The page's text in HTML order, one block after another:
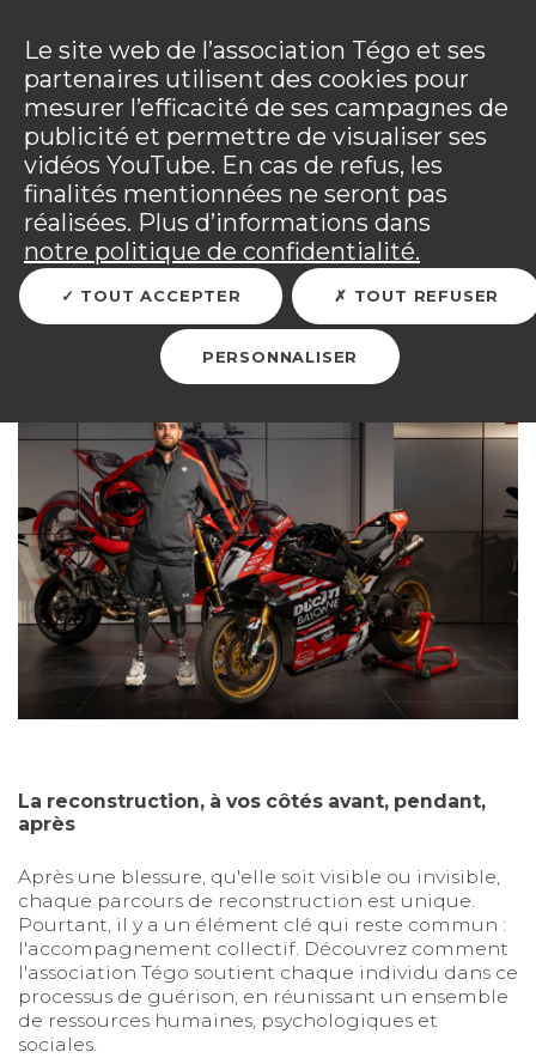
adhérents sinistrés et les personnels mobilisés.
Tous les détails dansvotre espace adhérent.
Vous êtes sur le site Tégo
RETOUR
La reconstruction
La reconstruction, à vos côtés avant, pendant,
après
Après une blessure, qu'elle soit visible ou invisible,
chaque parcours de reconstruction est unique.
Pourtant, il y a un élément clé qui reste commun :
l'accompagnement collectif. Découvrez comment
l'association Tégo soutient chaque individu dans ce
processus de guérison, en réunissant un ensemble
de ressources humaines, psychologiques et
sociales.
Le site web de l’association Tégo et ses
partenaires utilisent des cookies pour
mesurer l’efficacité de ses campagnes de
publicité et permettre de visualiser ses
vidéos YouTube. En cas de refus, les
finalités mentionnées ne seront pas
réalisées. Plus d’informations dans
notre politique de confidentialité.
TOUT ACCEPTER TOUT REFUSER
PERSONNALISER